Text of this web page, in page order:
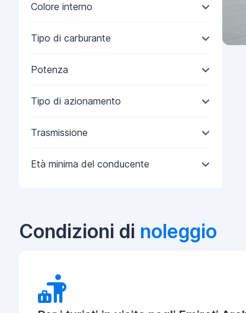
Colore interno
Tipo di carburante
Potenza
Tipo di azionamento
Trasmissione
Età minima del conducente
Condizioni di noleggio